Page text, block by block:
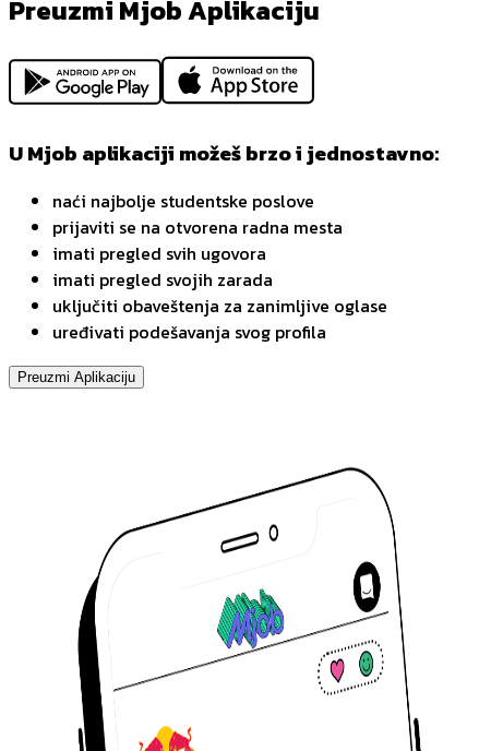
Preuzmi Mjob Aplikaciju
U Mjob aplikaciji možeš brzo i jednostavno:
naći najbolje studentske poslove
prijaviti se na otvorena radna mesta
imati pregled svih ugovora
imati pregled svojih zarada
uključiti obaveštenja za zanimljive oglase
uređivati podešavanja svog profila
Preuzmi Aplikaciju